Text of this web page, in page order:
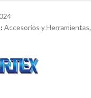
Accesorios y Herramientas,